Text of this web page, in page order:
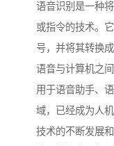
语音识别是一种
或指令的技术。
号，并将其转换
语音与计算机之
用于语音助手、
域，已经成为人
技术的不断发展